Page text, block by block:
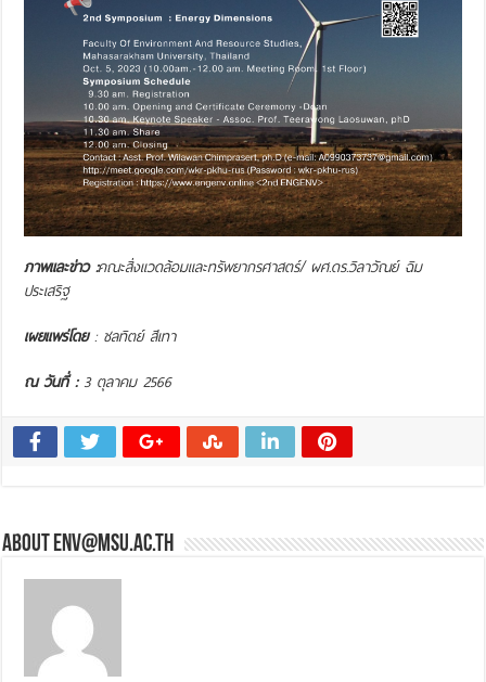
ภาพและข่าว :คณะสิ่งแวดล้อมและทรัพยากรศาสตร์/ ผศ.ดร.วิลาวัณย์ ฉิม
ประเสริฐ
เผยแพร่โดย: ชลทิตย์ สีเทา
ณ วันที่ :3 ตุลาคม 2566
About env@msu.ac.th